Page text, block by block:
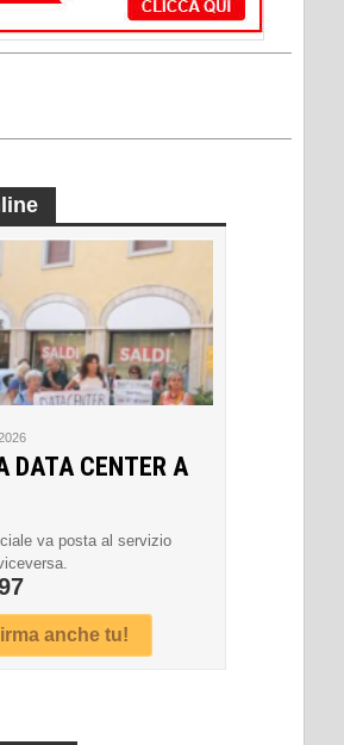
DATA CENTER A
va posta al servizio
anche tu!